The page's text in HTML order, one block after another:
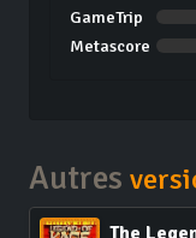
GameTrip
Metascore
Autres